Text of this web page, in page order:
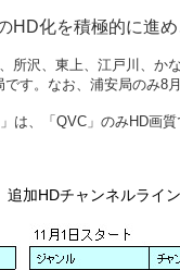
HD化を積極的に進
所沢、東上、江戸川、か
す。なお、浦安局のみ8
、「QVC」のみHD画質
追加HDチャンネルライ